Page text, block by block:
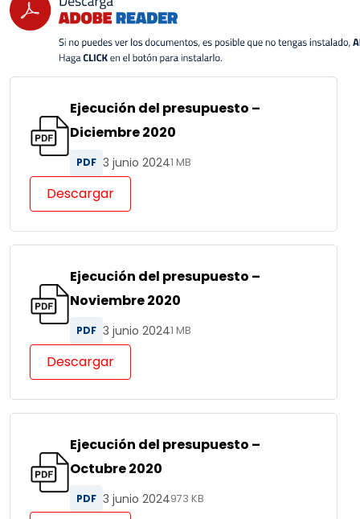
Ejecución del presupuesto –
Diciembre 2020
PDF 3 junio 20241 MB
Descargar
Ejecución del presupuesto –
Noviembre 2020
PDF 3 junio 20241 MB
Descargar
Ejecución del presupuesto –
Octubre 2020
PDF 3 junio 2024973 KB